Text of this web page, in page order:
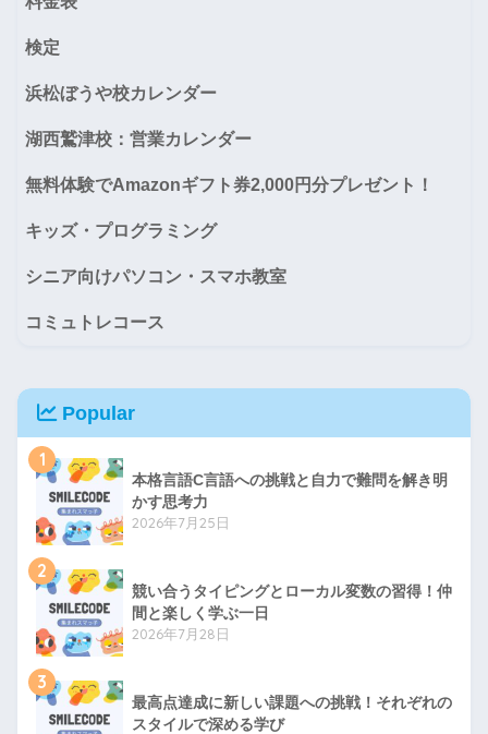
検定
浜松ぼうや校カレンダー
湖西鷲津校：営業カレンダー
無料体験でAmazonギフト券2,000円分プレゼント！
キッズ・プログラミング
シニア向けパソコン・スマホ教室
コミュトレコース
Popular
1
本格言語C言語への挑戦と自力で難問を解き明
かす思考力
2026年7月25日
2
競い合うタイピングとローカル変数の習得！仲
間と楽しく学ぶ一日
2026年7月28日
3
最高点達成に新しい課題への挑戦！それぞれの
スタイルで深める学び